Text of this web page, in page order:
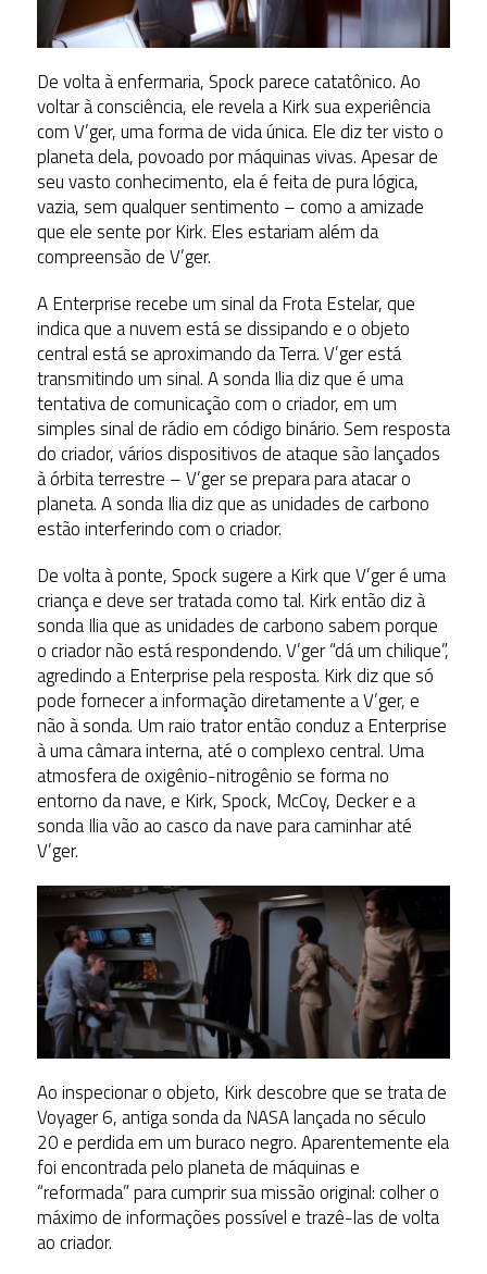
De volta à enfermaria, Spock parece catatônico. Ao
voltar à consciência, ele revela a Kirk sua experiência
com V’ger, uma forma de vida única. Ele diz ter visto o
planeta dela, povoado por máquinas vivas. Apesar de
seu vasto conhecimento, ela é feita de pura lógica,
vazia, sem qualquer sentimento – como a amizade
que ele sente por Kirk. Eles estariam além da
compreensão de V’ger.
A Enterprise recebe um sinal da Frota Estelar, que
indica que a nuvem está se dissipando e o objeto
central está se aproximando da Terra. V’ger está
transmitindo um sinal. A sonda Ilia diz que é uma
tentativa de comunicação com o criador, em um
simples sinal de rádio em código binário. Sem resposta
do criador, vários dispositivos de ataque são lançados
à órbita terrestre – V’ger se prepara para atacar o
planeta. A sonda Ilia diz que as unidades de carbono
estão interferindo com o criador.
De volta à ponte, Spock sugere a Kirk que V’ger é uma
criança e deve ser tratada como tal. Kirk então diz à
sonda Ilia que as unidades de carbono sabem porque
o criador não está respondendo. V’ger “dá um chilique”,
agredindo a Enterprise pela resposta. Kirk diz que só
pode fornecer a informação diretamente a V’ger, e
não à sonda. Um raio trator então conduz a Enterprise
à uma câmara interna, até o complexo central. Uma
atmosfera de oxigênio-nitrogênio se forma no
entorno da nave, e Kirk, Spock, McCoy, Decker e a
sonda Ilia vão ao casco da nave para caminhar até
V’ger.
Ao inspecionar o objeto, Kirk descobre que se trata de
Voyager 6, antiga sonda da NASA lançada no século
20 e perdida em um buraco negro. Aparentemente ela
foi encontrada pelo planeta de máquinas e
“reformada” para cumprir sua missão original: colher o
máximo de informações possível e trazê-las de volta
ao criador.